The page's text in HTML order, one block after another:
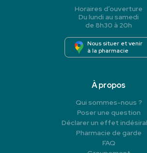
Horaires d’ouverture
Du lundi au samedi
de 8h30 à 20h
Nous situer et venir
à la pharmacie
À propos
Qui sommes-nous ?
Poser une question
Déclarer un effet
Pharmacie de garde
FAQ